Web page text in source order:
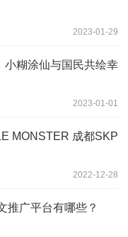
2023-01-29
小糊涂仙与国民共绘幸
2023-01-01
MONSTER 成都SKP
2022-12-28
推广平台有哪些？